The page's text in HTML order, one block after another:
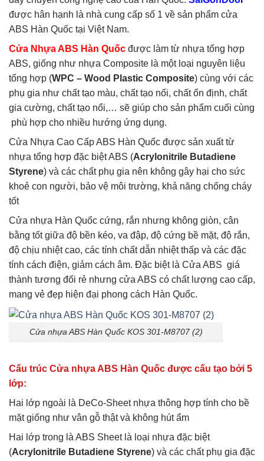
được hân hạnh là nhà cung cấp số 1 về sản phẩm cửa
ABS Hàn Quốc tại Việt Nam.
Cửa Nhựa ABS Hàn Quốc được làm từ nhựa tổng hợp
ABS, giống như nhựa Composite là một loại nguyên liệu
tổng hợp (WPC – Wood Plastic Composite) cùng với các
phụ gia như chất tạo màu, chất tạo nối, chất ổn định, chất
gia cường, chất tạo nổi,… sẽ giúp cho sản phẩm cuối cùng
phù hợp cho nhiều hướng ứng dụng.
Cửa Nhựa Cao Cấp ABS Hàn Quốc được sản xuất từ
nhựa tổng hợp đặc biệt ABS (Acrylonitrile Butadiene
Styrene) và các chất phụ gia nên không gây hại cho sức
khoẻ con người, bảo vệ môi trường, khả năng chống cháy
tốt
Cửa nhựa Hàn Quốc cứng, rắn nhưng không giòn, cân
bằng tốt giữa độ bền kéo, va đập, độ cứng bề mặt, độ rắn,
độ chịu nhiệt cao, các tính chất dẫn nhiệt thấp và các đặc
tính cách điện, giảm cách âm. Đặc biệt là Cửa ABS giá
thành tương đối rẻ nhưng cửa ABS có chất lượng cao cấp,
mang vẻ đẹp hiện đại phong cách Hàn Quốc.
Cửa nhựa ABS Hàn Quốc KOS 301-M8707 (2)
Cấu trúc Cửa nhựa ABS Hàn Quốc được cấu tạo bởi 5
lớp:
Hai lớp ngoài là DeCo-Sheet nhựa thông hợp tính cho bề
mặt giống như vân gỗ thật và không hút ẩm
Hai lớp trong là ABS Sheet là loại nhựa đặc biệt
(Acrylonitrile Butadiene Styrene) và các chất phụ gia đặc